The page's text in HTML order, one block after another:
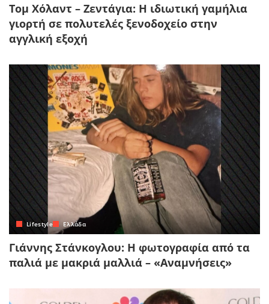
Τομ Χόλαντ – Ζεντάγια: Η ιδιωτική γαμήλια
γιορτή σε πολυτελές ξενοδοχείο στην
αγγλική εξοχή
Lifestyle Ελλάδα
Γιάννης Στάνκογλου: Η φωτογραφία από τα
παλιά με μακριά μαλλιά – «Αναμνήσεις»